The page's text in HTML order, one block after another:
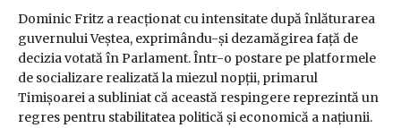
Dominic Fritz a reacționat cu intensitate după înlăturarea
guvernului Veștea, exprimându-și dezamăgirea față de
decizia votată în Parlament. Într-o postare pe platformele
de socializare realizată la miezul nopții, primarul
Timișoarei a subliniat că această respingere reprezintă un
regres pentru stabilitatea politică și economică a națiunii.